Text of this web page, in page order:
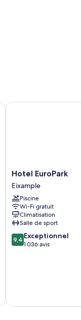
Hotel
EuroPark
Eixample
Hotel EuroPark
Eixample
Piscine
Wi-Fi gratuit
Climatisation
Salle de sport
9.4
sur
9,4 Exceptionnel
1 036 avis
Hotel EuroPark